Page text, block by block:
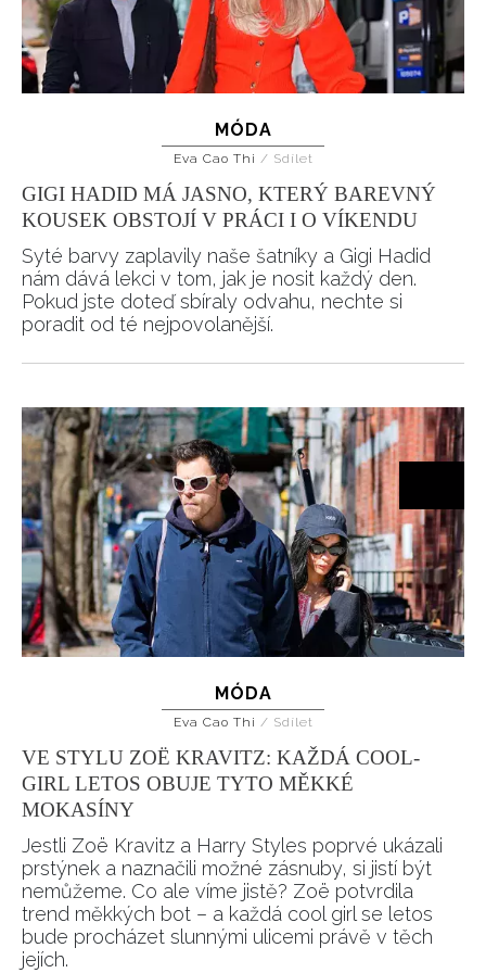
MÓDA
Eva Cao Thi / Sdílet
GIGI HADID MÁ JASNO, KTERÝ BAREVNÝ
KOUSEK OBSTOJÍ V PRÁCI I O VÍKENDU
Syté barvy zaplavily naše šatníky a Gigi Hadid
nám dává lekci v tom, jak je nosit každý den.
Pokud jste doteď sbíraly odvahu, nechte si
poradit od té nejpovolanější.
MÓDA
Eva Cao Thi / Sdílet
VE STYLU ZOË KRAVITZ: KAŽDÁ COOL-
GIRL LETOS OBUJE TYTO MĚKKÉ
MOKASÍNY
Jestli Zoë Kravitz a Harry Styles poprvé ukázali
prstýnek a naznačili možné zásnuby, si jistí být
nemůžeme. Co ale víme jistě? Zoë potvrdila
trend měkkých bot – a každá cool girl se letos
bude procházet slunnými ulicemi právě v těch
jejích.